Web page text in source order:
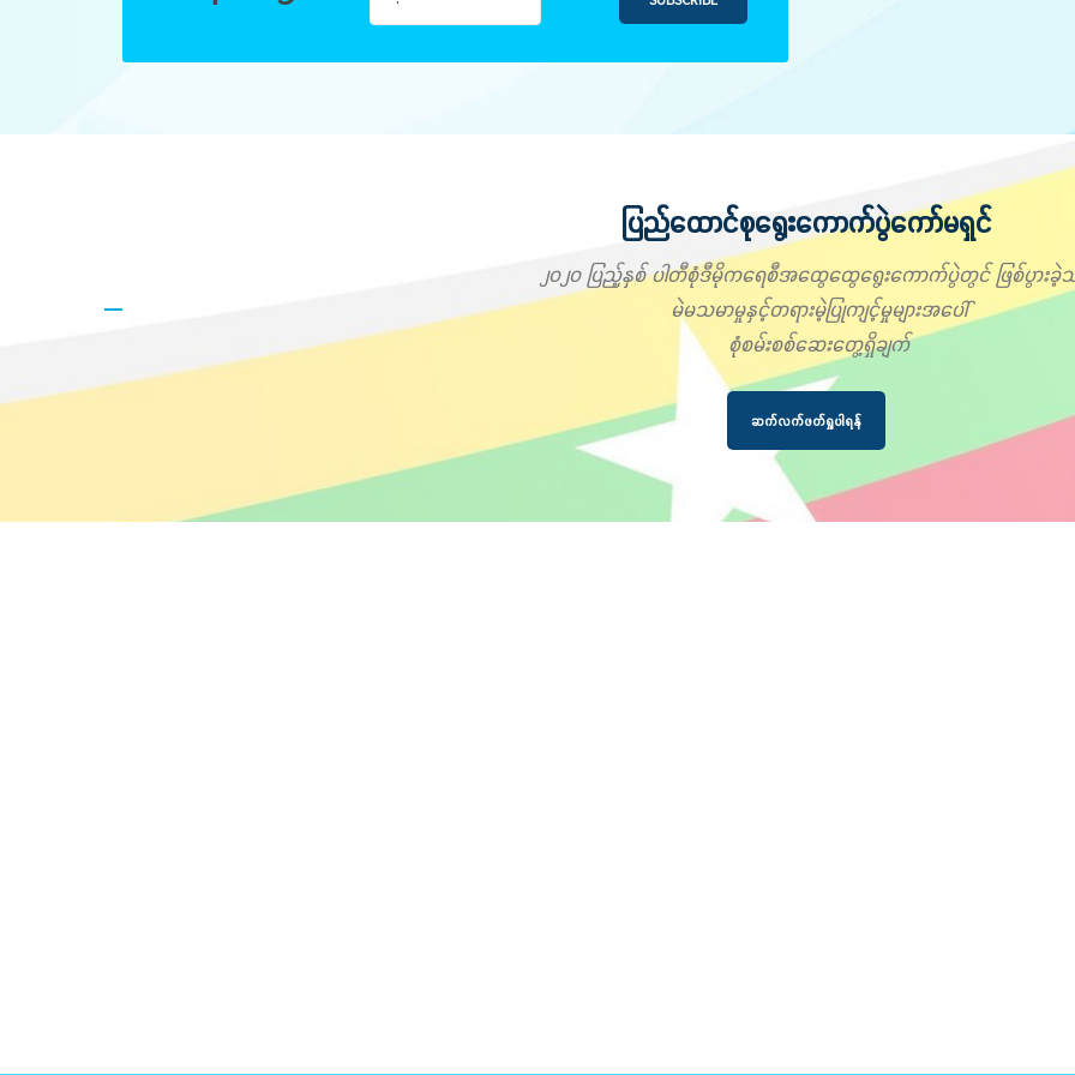
ပြည်ထောင်စုရွေးကောက်ပွဲကော်မရှင်
၂၀၂၀ ပြည့်နှစ် ပါတီစုံဒီမိုကရေစီအထွေထွေရွေးကောက်ပွဲတွင် ဖြစ်ပွား
မဲမသမာမှုနှင့်တရားမဲ့ပြုကျင့်မှုများအပေါ်
စုံစမ်းစစ်ဆေးတွေ့ရှိချက်
ဆက်လက်ဖတ်ရှုပါရန်